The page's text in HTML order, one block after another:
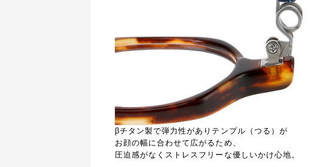
βチタン製で弾力性がありテンプル（つる）が
お顔の幅に合わせて広がるため、
圧迫感がなくストレスフリーな優しいかけ心地。